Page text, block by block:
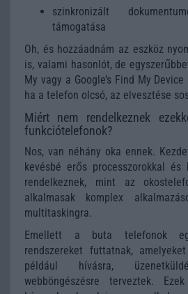
szinkronizált
támogatása
Oh, és hozzáadnám az eszköz
is, valami hasonlót, de
My vagy a Google’s Find My
ha a telefon olcsó, az elvesztése
Miért nem rendelkeznek
funkciótelefonok?
Nos, van néhány oka ennek.
kevésbé erős processzorokkal és
rendelkeznek, mint az
alkalmasak komplex
multitaskingra.
Emellett a buta telefonok
rendszereket futtatnak,
például hívásra,
webböngészésre terveztek.